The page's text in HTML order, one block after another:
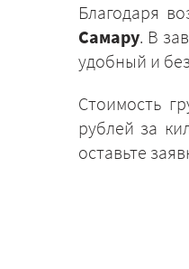
Благодаря
Самару. В
удобный и
Стоимость
рублей за
оставьте